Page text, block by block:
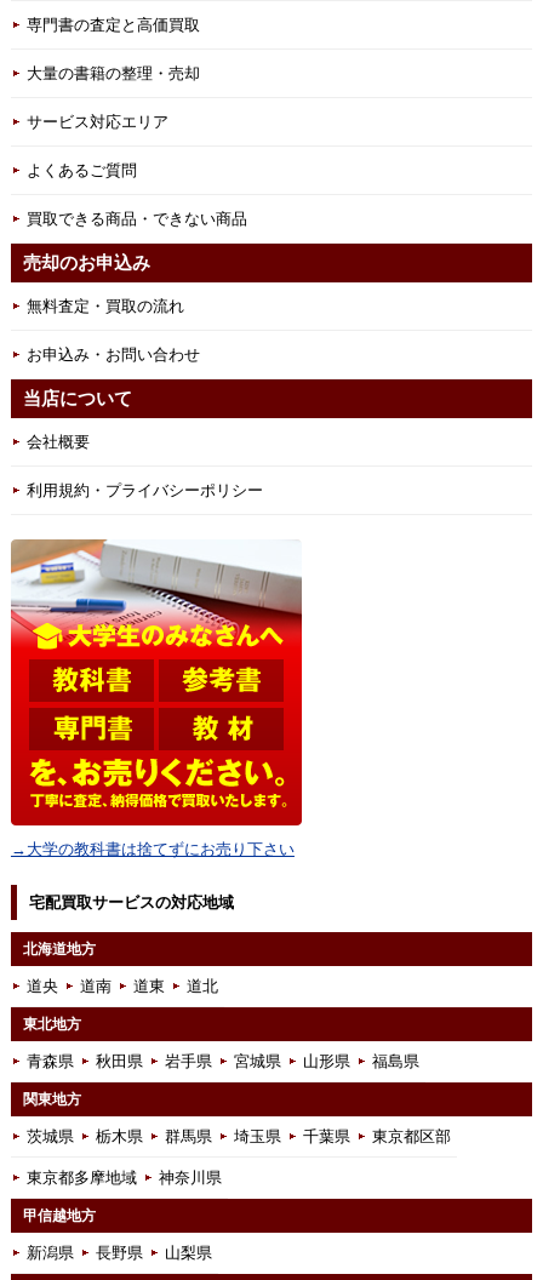
専門書の査定と高価買取
大量の書籍の整理・売却
サービス対応エリア
よくあるご質問
買取できる商品・できない商品
売却のお申込み
無料査定・買取の流れ
お申込み・お問い合わせ
当店について
会社概要
利用規約・プライバシーポリシー
→大学の教科書は捨てずにお売り下さい
宅配買取サービスの対応地域
北海道地方
道央 道南 道東 道北
東北地方
青森県 秋田県 岩手県 宮城県 山形県 福島県
関東地方
茨城県 栃木県 群馬県 埼玉県 千葉県 東京都区部
東京都多摩地域 神奈川県
甲信越地方
新潟県 長野県 山梨県